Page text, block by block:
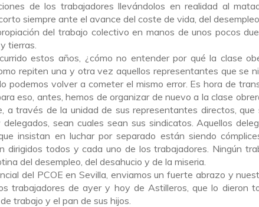
de los trabajadores llevándolos en realidad al
siempre ante el avance del coste de vida, del
del trabajo colectivo en manos de unos pocos
tierras.
estos años, ¿cómo no entender por qué la clase
repiten una y otra vez aquellos representantes que se
podemos volver a cometer el mismo error. Es hora de
eso, antes, hemos de organizar de nuevo a la clase
a través de la unidad de sus representantes directos, que
sean cuales sean sus sindicatos. Aquellos
insistan en luchar por separado están siendo
dirigidos todos y cada uno de los trabajadores. Ningún
del desempleo, del desahucio y de la miseria.
del PCOE en Sevilla, enviamos un fuerte abrazo y
trabajadores de ayer y hoy de Astilleros, que lo dieron
trabajo y el pan de sus hijos.